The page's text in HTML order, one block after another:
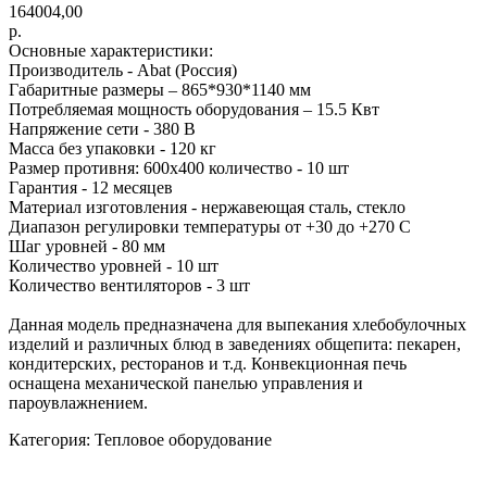
164004,00
р.
Основные характеристики:
Производитель - Abat (Россия)
Габаритные размеры – 865*930*1140 мм
Потребляемая мощность оборудования – 15.5 Квт
Напряжение сети - 380 В
Масса без упаковки - 120 кг
Размер противня: 600х400 количество - 10 шт
Гарантия - 12 месяцев
Материал изготовления - нержавеющая сталь, стекло
Диапазон регулировки температуры от +30 до +270 С
Шаг уровней - 80 мм
Количество уровней - 10 шт
Количество вентиляторов - 3 шт
Данная модель предназначена для выпекания хлебобулочных
изделий и различных блюд в заведениях общепита: пекарен,
кондитерских, ресторанов и т.д. Конвекционная печь
оснащена механической панелью управления и
пароувлажнением.
Категория: Тепловое оборудование